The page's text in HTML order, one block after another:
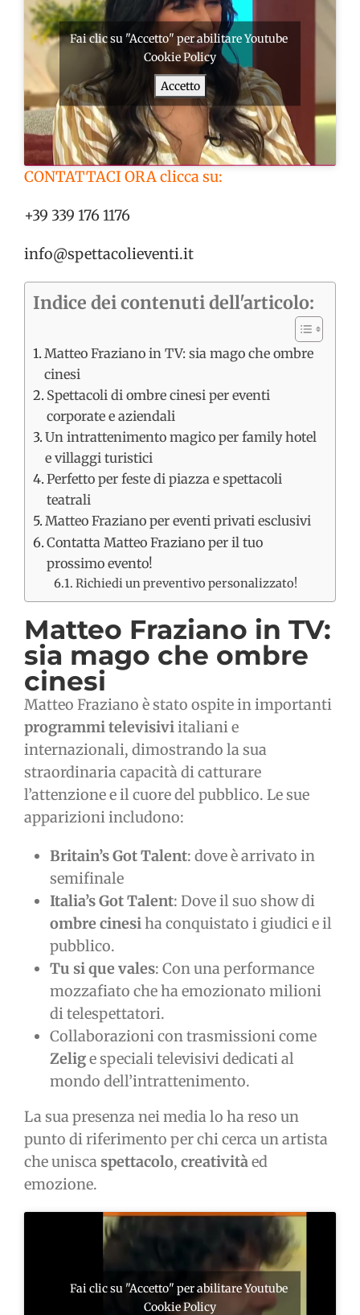
Fai clic su "Accetto" per abilitare Youtube
Cookie Policy
Accetto
CONTATTACI ORA clicca su:
+39 339 176 1176
info@spettacolieventi.it
Indice dei contenuti dell'articolo:
Matteo Fraziano in TV: sia mago che ombre
cinesi
Spettacoli di ombre cinesi per eventi
corporate e aziendali
Un intrattenimento magico per family hotel
e villaggi turistici
Perfetto per feste di piazza e spettacoli
teatrali
Matteo Fraziano per eventi privati esclusivi
Contatta Matteo Fraziano per il tuo
prossimo evento!
Richiedi un preventivo personalizzato!
Matteo Fraziano in TV:
sia mago che ombre
cinesi
Matteo Fraziano è stato ospite in importanti
programmi televisiviitaliani e
internazionali, dimostrando la sua
straordinaria capacità di catturare
l’attenzione e il cuore del pubblico. Le sue
apparizioni includono:
Britain’s Got Talent: dove è arrivato in
semifinale
Italia’s Got Talent: Dove il suo show di
ombre cinesiha conquistato i giudici e il
pubblico.
Tu si que vales: Con una performance
mozzafiato che ha emozionato milioni
di telespettatori.
Collaborazioni con trasmissioni come
Zelige speciali televisivi dedicati al
mondo dell’intrattenimento.
La sua presenza nei media lo ha reso un
punto di riferimento per chi cerca un artista
che uniscaspettacolo, creativitàed
emozione.
Fai clic su "Accetto" per abilitare Youtube
Cookie Policy